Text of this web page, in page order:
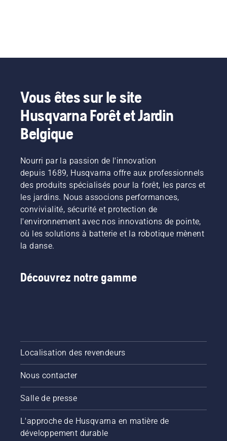
Vous êtes sur le site
Husqvarna Forêt et Jardin
Belgique
Nourri par la passion de l'innovation
depuis 1689, Husqvarna offre aux professionnels
des produits spécialisés pour la forêt, les parcs et
les jardins. Nous associons performances,
convivialité, sécurité et protection de
l'environnement avec nos innovations de pointe,
où les solutions à batterie et la robotique mènent
la danse.
Découvrez notre gamme
Localisation des revendeurs
Nous contacter
Salle de presse
L'approche de Husqvarna en matière de
développement durable